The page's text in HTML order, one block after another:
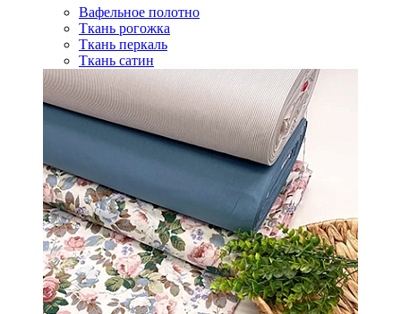
Вафельное полотно
Ткань рогожка
Ткань перкаль
Ткань сатин